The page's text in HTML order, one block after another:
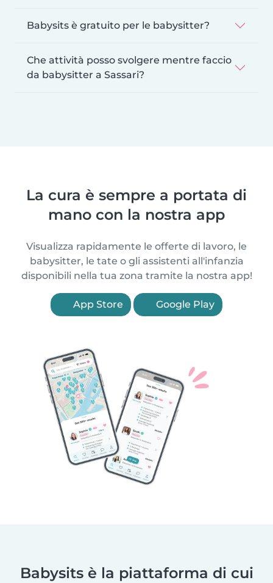
Babysits è gratuito per le babysitter?
Che attività posso svolgere mentre faccio
da babysitter a Sassari?
La cura è sempre a portata di
mano con la nostra app
Visualizza rapidamente le offerte di lavoro, le
babysitter, le tate o gli assistenti all'infanzia
disponibili nella tua zona tramite la nostra app!
App Store Google Play
Babysits è la piattaforma di cui